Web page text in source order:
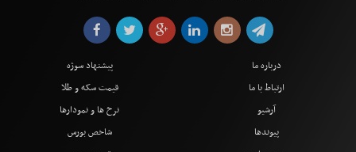
درباره ما
ارتباط با ما
آرشیو
پیوندها
پیشنهاد سوژه
قیمت سکه و طلا
نرخ ها و نمودارها
شاخص بورس